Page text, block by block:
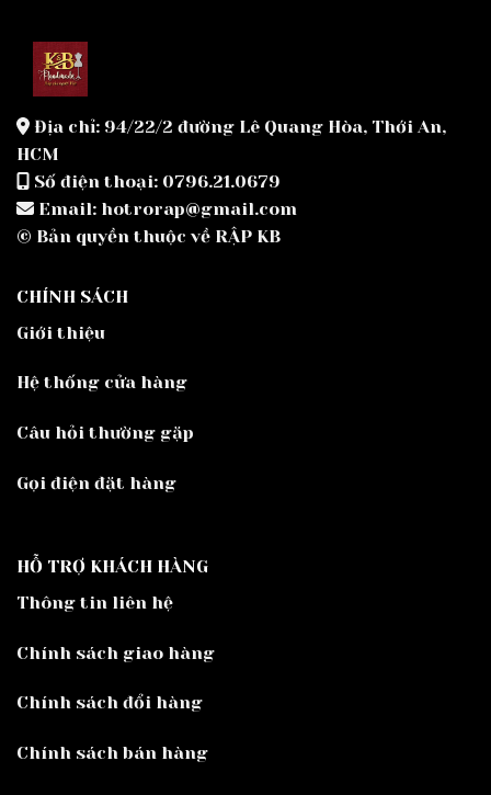
Địa chỉ: 94/22/2 đường Lê Quang Hòa, Thới An,
HCM
Số điện thoại: 0796.21.0679
Email: hotrorap@gmail.com
© Bản quyền thuộc về RẬP KB
CHÍNH SÁCH
Giới thiệu
Hệ thống cửa hàng
Câu hỏi thường gặp
Gọi điện đặt hàng
HỖ TRỢ KHÁCH HÀNG
Thông tin liên hệ
Chính sách giao hàng
Chính sách đổi hàng
Chính sách bán hàng